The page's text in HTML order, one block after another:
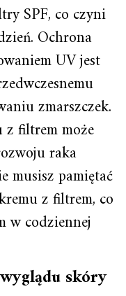
SPF, co czyni
Ochrona
UV jest
zmarszczek.
z filtrem może
raka
musisz pamiętać
z filtrem, co
w codziennej
skóry